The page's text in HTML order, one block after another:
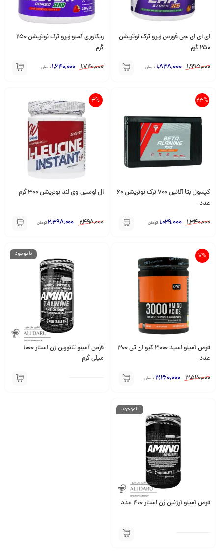
ای ای ای جی فورس زیرو ترک نوتریشن
250 گرم
1,995,000
1,838,000 تومان
ریکاوری کمبو زیرو ترک نوتریشن 250
گرم
1,740,000
1,640,000 تومان
23%
کپسول بتا آلانین 700 ترک نوتریشن 60
عدد
1,340,000
1,029,000 تومان
4%
ال لوسین وی لند نوتریشن 300 گرم
2,498,000
2,398,000 تومان
7%
قرص آمینو اسید 3000 کیو ان تی 300
عدد
3,520,000
3,260,000 تومان
ناموجود
قرص آمینو تائورین ژن استار 1000
میلی گرم
ناموجود
قرص آمینو آرژنین ژن استار 400 عدد